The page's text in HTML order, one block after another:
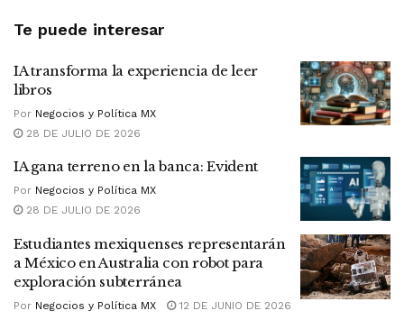
Te puede interesar
IA transforma la experiencia de leer
libros
Por Negocios y Política MX
28 DE JULIO DE 2026
IA gana terreno en la banca: Evident
Por Negocios y Política MX
28 DE JULIO DE 2026
Estudiantes mexiquenses representarán
a México en Australia con robot para
exploración subterránea
Por Negocios y Política MX 12 DE JUNIO DE 2026